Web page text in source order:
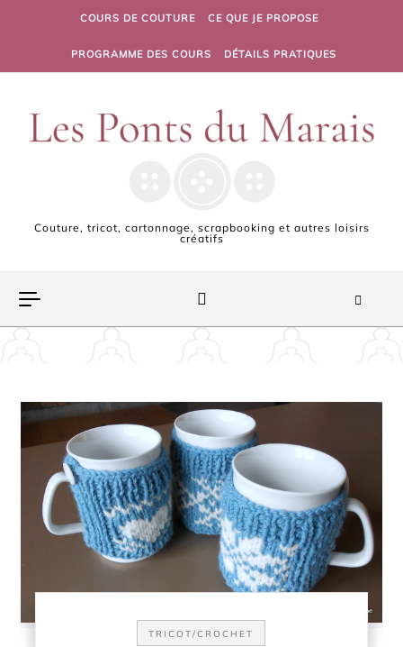
Skip to contentCOURS DE COUTURE CE QUE JE PROPOSE
PROGRAMME DES COURS DÉTAILS PRATIQUES
Couture, tricot, cartonnage, scrapbooking et autres loisirs
créatifs
TRICOT/CROCHET